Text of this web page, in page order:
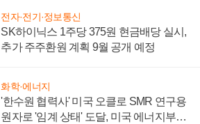
전자·전기·정보통신
SK하이닉스 1주당 375원 현금배당 실시,
추가 주주환원 계획 9월 공개 예정
화학·에너지
'한수원 협력사' 미국 오클로 SMR 연구용
원자로 '임계 상태' 도달, 미국 에너지부